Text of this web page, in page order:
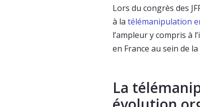
Lors du congrès des
à la télémanipulation
l’ampleur y compris à
en France au sein de
La